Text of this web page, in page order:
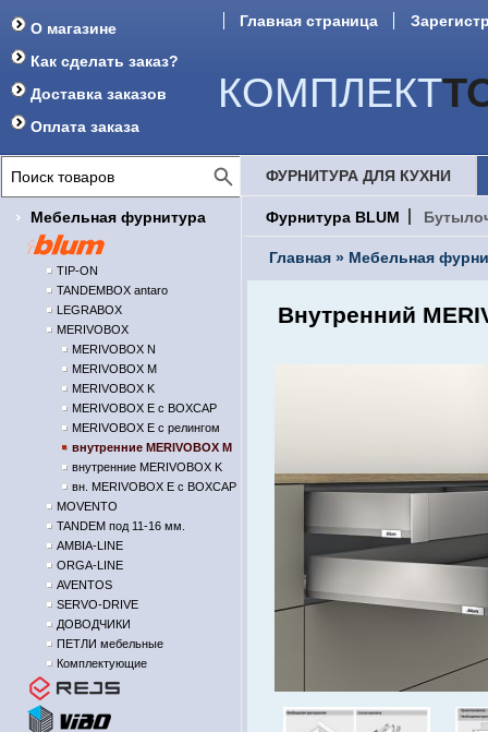
О магазине
Как сделать заказ?
Доставка заказов
Оплата заказа
Главная страница
КОМПЛЕКТ
Мебельная фурнитура
TIP-ON
TANDEMBOX antaro
LEGRABOX
MERIVOBOX
MERIVOBOX N
MERIVOBOX M
MERIVOBOX K
MERIVOBOX E с BOXCAP
MERIVOBOX E с релингом
внутренние MERIVOBOX M
внутренние MERIVOBOX K
вн. MERIVOBOX E с BOXCAP
MOVENTO
TANDEM под 11-16 мм.
AMBIA-LINE
ORGA-LINE
AVENTOS
SERVO-DRIVE
ДОВОДЧИКИ
ПЕТЛИ мебельные
Комплектующие
ФУРНИТУРА ДЛЯ КУХНИ
Фурнитура BLUM
Главная » Мебельная
Внутренний